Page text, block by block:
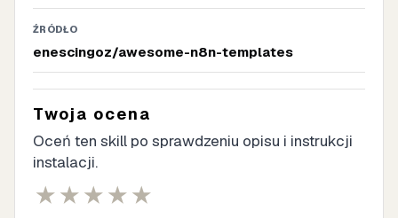
ŹRÓDŁO
enescingoz/awesome-n8n-templates
Twoja ocena
Oceń ten skill po sprawdzeniu opisu i instrukcji
instalacji.
★ ★ ★ ★ ★